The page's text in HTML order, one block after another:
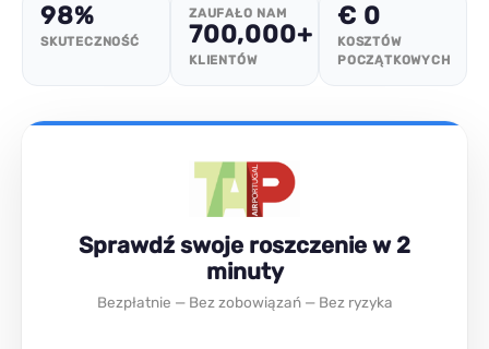
98%
SKUTECZNOŚĆ
ZAUFAŁO NAM
700,000+
KLIENTÓW
€ 0
KOSZTÓW
POCZĄTKOWYCH
Sprawdź swoje roszczenie w 2
minuty
Bezpłatnie — Bez zobowiązań — Bez ryzyka